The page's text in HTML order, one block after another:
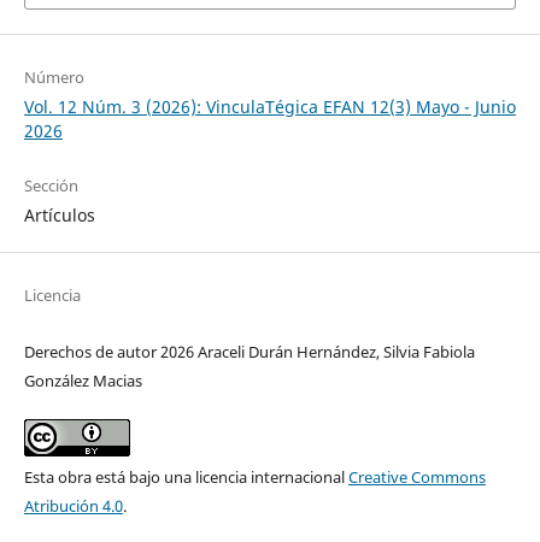
Número
Vol. 12 Núm. 3 (2026): VinculaTégica EFAN 12(3) Mayo - Junio
2026
Sección
Artículos
Licencia
Derechos de autor 2026 Araceli Durán Hernández, Silvia Fabiola
González Macias
Esta obra está bajo una licencia internacionalCreative Commons
Atribución 4.0.